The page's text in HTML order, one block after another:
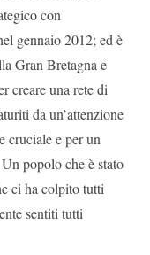
con
gennaio 2012; ed è
Gran Bretagna e
creare una rete di
da un’attenzione
cruciale e per un
popolo che è stato
ci ha colpito tutti
sentiti tutti